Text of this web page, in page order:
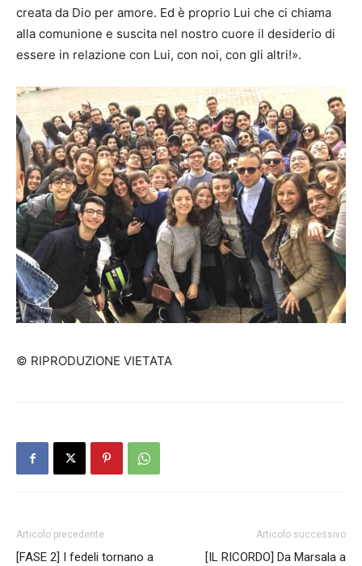
creata da Dio per amore. Ed è proprio Lui che ci chiama
alla comunione e suscita nel nostro cuore il desiderio di
essere in relazione con Lui, con noi, con gli altri!».
© RIPRODUZIONE VIETATA
Articolo precedente
[FASE 2] I fedeli tornano a
Articolo successivo
[IL RICORDO] Da Marsala a